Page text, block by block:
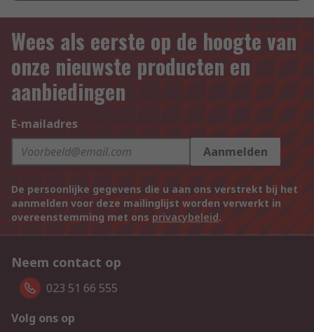
Wees als eerste op de hoogte van
onze nieuwste producten en
aanbiedingen
E-mailadres
Aanmelden
De persoonlijke gegevens die u aan ons verstrekt bij het
aanmelden voor deze mailinglijst worden verwerkt in
overeenstemming met ons privacybeleid.
Neem contact op
023 51 66 555
Volg ons op